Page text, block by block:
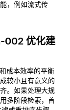
，例如流式传
优化建
成本效率的平衡
较小且有意义的
。如果处理大规
多阶段检索，首